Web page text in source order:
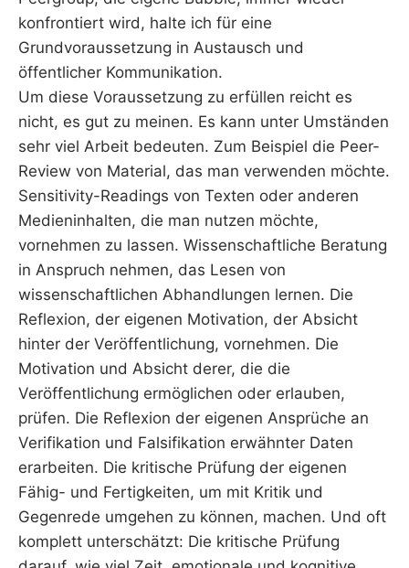
konfrontiert wird, halte ich für eine
Grundvoraussetzung in Austausch und
öffentlicher Kommunikation.
Um diese Voraussetzung zu erfüllen reicht es
nicht, es gut zu meinen. Es kann unter Umständen
sehr viel Arbeit bedeuten. Zum Beispiel die Peer-
Review von Material, das man verwenden möchte.
Sensitivity-Readings von Texten oder anderen
Medieninhalten, die man nutzen möchte,
vornehmen zu lassen. Wissenschaftliche Beratung
in Anspruch nehmen, das Lesen von
wissenschaftlichen Abhandlungen lernen. Die
Reflexion, der eigenen Motivation, der Absicht
hinter der Veröffentlichung, vornehmen. Die
Motivation und Absicht derer, die die
Veröffentlichung ermöglichen oder erlauben,
prüfen. Die Reflexion der eigenen Ansprüche an
Verifikation und Falsifikation erwähnter Daten
erarbeiten. Die kritische Prüfung der eigenen
Fähig- und Fertigkeiten, um mit Kritik und
Gegenrede umgehen zu können, machen. Und oft
komplett unterschätzt: Die kritische Prüfung